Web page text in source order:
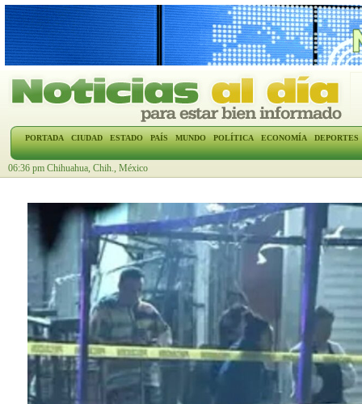
PORTADA CIUDAD ESTADO PAÍS MUNDO POLÍTICA ECONOMÍA DEPORTES
06:36 pm Chihuahua, Chih., México